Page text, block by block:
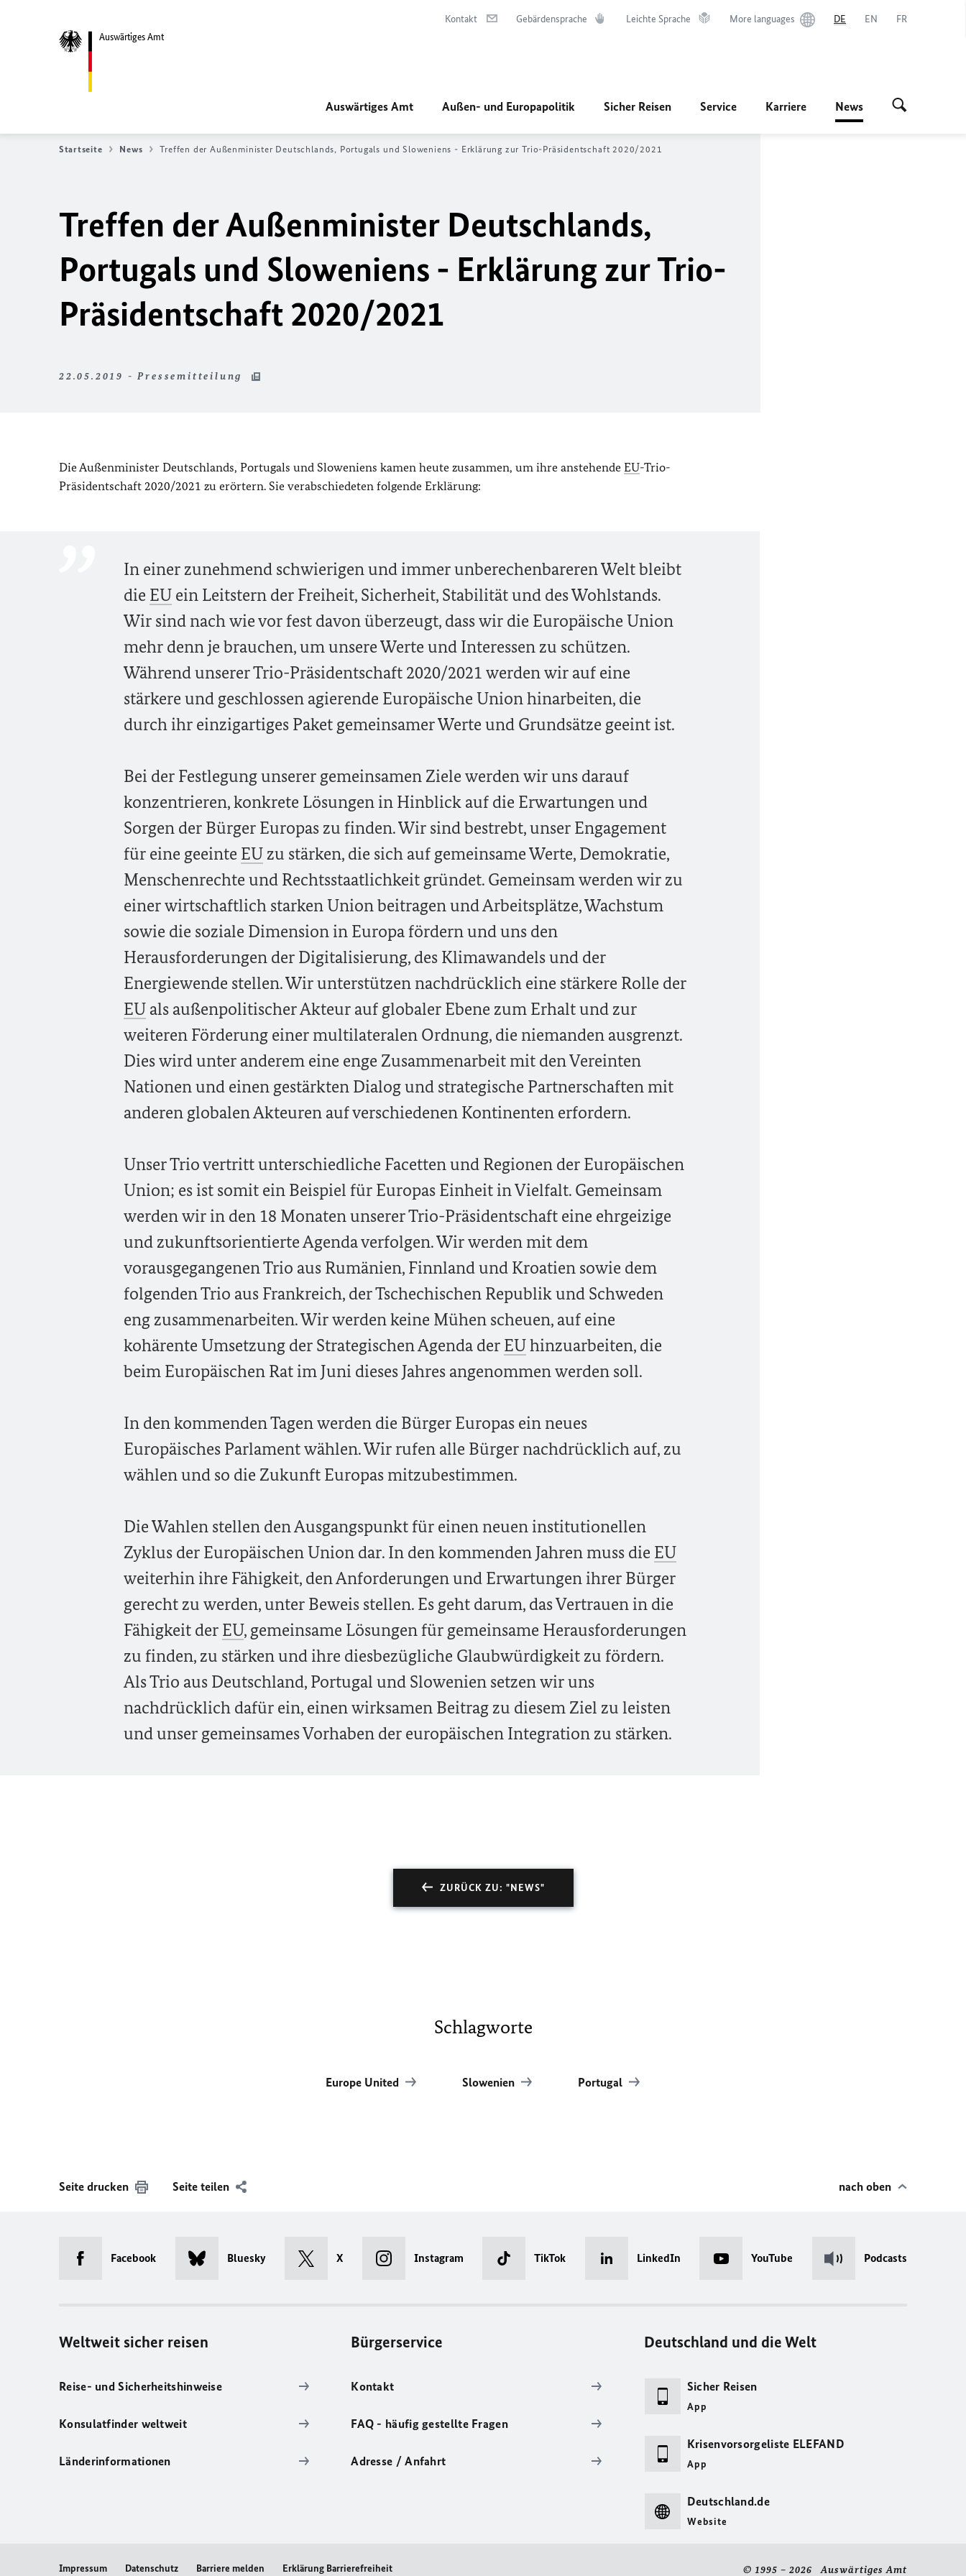
Auswärtiges Amt
Kontakt Gebärdensprache Leichte Sprache More languages DE EN FR
Auswärtiges Amt Außen- und Europapolitik Sicher Reisen Service Karriere News
Startseite News Treffen der Außenminister Deutschlands, Portugals und Sloweniens - Erklärung zur Trio-Präsidentschaft 2020/2021
Treffen der Außenminister Deutschlands,
Portugals und Sloweniens - Erklärung zur Trio-
Präsidentschaft 2020/2021
22.05.2019 - Pressemitteilung
Die Außenminister Deutschlands, Portugals und Sloweniens kamen heute zusammen, um ihre anstehende EU-Trio-
Präsidentschaft 2020/2021 zu erörtern. Sie verabschiedeten folgende Erklärung:
In einer zunehmend schwierigen und immer unberechenbareren Welt bleibt
die EU ein Leitstern der Freiheit, Sicherheit, Stabilität und des Wohlstands.
Wir sind nach wie vor fest davon überzeugt, dass wir die Europäische Union
mehr denn je brauchen, um unsere Werte und Interessen zu schützen.
Während unserer Trio-Präsidentschaft 2020/2021 werden wir auf eine
stärkere und geschlossen agierende Europäische Union hinarbeiten, die
durch ihr einzigartiges Paket gemeinsamer Werte und Grundsätze geeint ist.
Bei der Festlegung unserer gemeinsamen Ziele werden wir uns darauf
konzentrieren, konkrete Lösungen in Hinblick auf die Erwartungen und
Sorgen der Bürger Europas zu finden. Wir sind bestrebt, unser Engagement
für eine geeinte EU zu stärken, die sich auf gemeinsame Werte, Demokratie,
Menschenrechte und Rechtsstaatlichkeit gründet. Gemeinsam werden wir zu
einer wirtschaftlich starken Union beitragen und Arbeitsplätze, Wachstum
sowie die soziale Dimension in Europa fördern und uns den
Herausforderungen der Digitalisierung, des Klimawandels und der
Energiewende stellen. Wir unterstützen nachdrücklich eine stärkere Rolle der
EU als außenpolitischer Akteur auf globaler Ebene zum Erhalt und zur
weiteren Förderung einer multilateralen Ordnung, die niemanden ausgrenzt.
Dies wird unter anderem eine enge Zusammenarbeit mit den Vereinten
Nationen und einen gestärkten Dialog und strategische Partnerschaften mit
anderen globalen Akteuren auf verschiedenen Kontinenten erfordern.
Unser Trio vertritt unterschiedliche Facetten und Regionen der Europäischen
Union; es ist somit ein Beispiel für Europas Einheit in Vielfalt. Gemeinsam
werden wir in den 18 Monaten unserer Trio-Präsidentschaft eine ehrgeizige
und zukunftsorientierte Agenda verfolgen. Wir werden mit dem
vorausgegangenen Trio aus Rumänien, Finnland und Kroatien sowie dem
folgenden Trio aus Frankreich, der Tschechischen Republik und Schweden
eng zusammenarbeiten. Wir werden keine Mühen scheuen, auf eine
kohärente Umsetzung der Strategischen Agenda der EUhinzuarbeiten, die
beim Europäischen Rat im Juni dieses Jahres angenommen werden soll.
In den kommenden Tagen werden die Bürger Europas ein neues
Europäisches Parlament wählen. Wir rufen alle Bürger nachdrücklich auf, zu
wählen und so die Zukunft Europas mitzubestimmen.
Die Wahlen stellen den Ausgangspunkt für einen neuen institutionellen
Zyklus der Europäischen Union dar. In den kommenden Jahren muss die EU
weiterhin ihre Fähigkeit, den Anforderungen und Erwartungen ihrer Bürger
gerecht zu werden, unter Beweis stellen. Es geht darum, das Vertrauen in die
Fähigkeit der EU, gemeinsame Lösungen für gemeinsame Herausforderungen
zu finden, zu stärken und ihre diesbezügliche Glaubwürdigkeit zu fördern.
Als Trio aus Deutschland, Portugal und Slowenien setzen wir uns
nachdrücklich dafür ein, einen wirksamen Beitrag zu diesem Ziel zu leisten
und unser gemeinsames Vorhaben der europäischen Integration zu stärken.
ZURÜCK ZU: "NEWS"
Schlagworte
Europe United Slowenien Portugal
Seite drucken Seite teilen nach oben
Facebook Bluesky X Instagram TikTok LinkedIn YouTube Podcasts
Weltweit sicher reisen
Reise- und Sicherheitshinweise
Konsulatfinder weltweit
Länderinformationen
Bürgerservice
Kontakt
FAQ - häufig gestellte Fragen
Adresse / Anfahrt
Deutschland und die Welt
Sicher Reisen
App
Krisenvorsorgeliste ELEFAND
App
Deutschland.de
Website
Impressum Datenschutz Barriere melden Erklärung Barrierefreiheit © 1995 – 2026 Auswärtiges Amt